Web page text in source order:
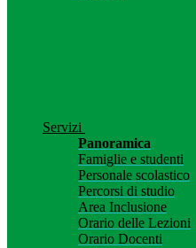
Servizi
Panoramica
Famiglie e studenti
Personale scolastico
Percorsi di studio
Area Inclusione
Orario delle Lezioni
Orario Docenti